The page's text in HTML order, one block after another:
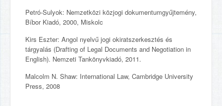
Petró-Sulyok: Nemzetközi közjogi dokumentumgyűjtemény,
Bíbor Kiadó, 2000, Miskolc
Kirs Eszter: Angol nyelvű jogi okiratszerkesztés és
tárgyalás (Drafting of Legal Documents and Negotiation in
English). Nemzeti Tankönyvkiadó, 2011.
Malcolm N. Shaw: International Law, Cambridge University
Press, 2008